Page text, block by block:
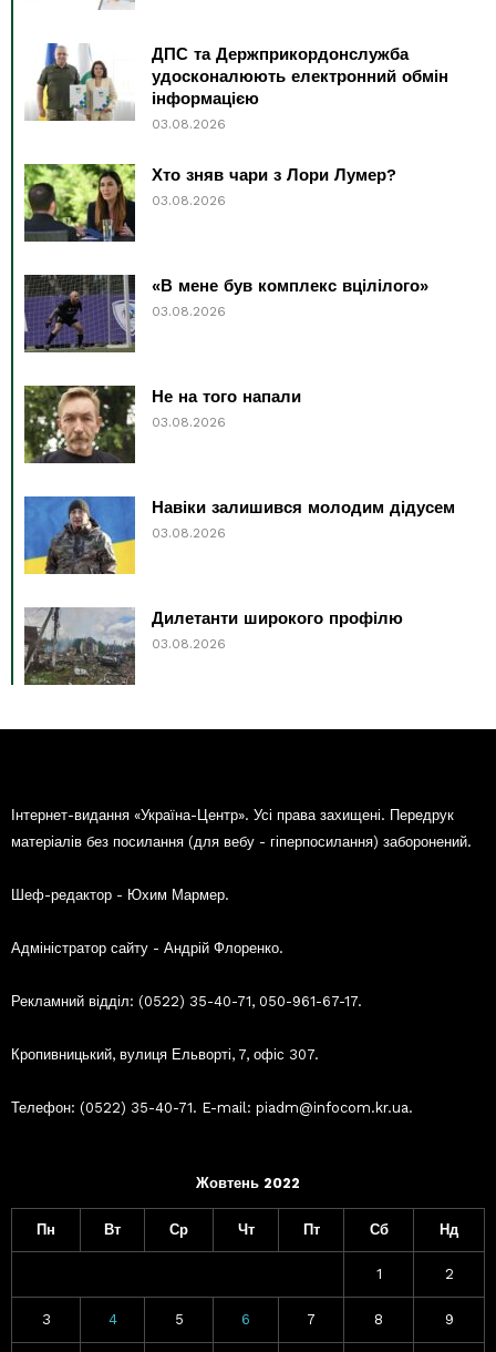
ДПС та Держприкордонслужба
удосконалюють електронний обмін
інформацією
03.08.2026
Хто зняв чари з Лори Лумер?
03.08.2026
«В мене був комплекс вцілілого»
03.08.2026
Не на того напали
03.08.2026
Навіки залишився молодим дідусем
03.08.2026
Дилетанти широкого профілю
03.08.2026
Інтернет-видання «Україна-Центр». Усі права захищені. Передрук
матеріалів без посилання (для вебу - гіперпосилання) заборонений.
Шеф-редактор - Юхим Мармер.
Адміністратор сайту - Андрій Флоренко.
Рекламний відділ: (0522) 35-40-71, 050-961-67-17.
Кропивницький, вулиця Ельворті, 7, офіс 307.
Телефон: (0522) 35-40-71. E-mail: piadm@infocom.kr.ua.
Жовтень 2022
Пн Вт Ср Чт Пт Сб Нд
1 2
3 4 5 6 7 8 9